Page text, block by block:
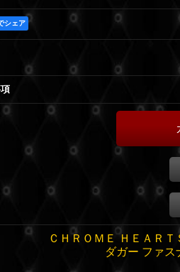
シェア
ＣＨＲＯＭＥ ＨＥＡＲ
ダガー ファス